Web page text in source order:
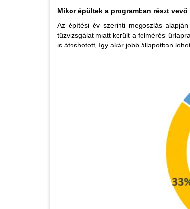
Mikor épültek a programban részt vevő
Az építési év szerinti megoszlás
tűzvizsgálat miatt került a felmérési
is áteshetett, így akár jobb állapotban